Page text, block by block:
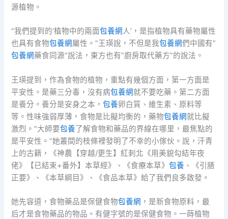
源植物。
“我們提到的‘植物中的兩面包養網人’，是指植物具有藥物屬性
也具有食物包養網屬性。”王瑛說，不但是我包養網們中國有”
包養網藥食同源”說法，東方也有”廚房取代藥方”的說法。
王瑛提到，作為食物的植物，重點有幾個方面，第一方面是
平安性。是藥三分毒，沒有病包養網就不要吃藥。第二方面
是養分。養分是安身之本，包養卵白質、維生素、原料等
等。性味強弱厚薄，食物是比擬均衡的，藥物包養網就比擬
激烈。”大師要包養了解食物和藥品的界線在哪里，最焦點的
是平安性。”她叢間的枝條裡發明了不幸的小傢伙。說，汗青
上的古籍，《神農【穿越/更生】紅刺北《用美貌勾結年夜
佬》【已結束+番外】本草經》、《食療本草》包養 、《引膳
正要》、《本草綱目》、《食品本草》給了我們良多啟發。
她先容道，食物藥品是保健食物包養網 ，是新食物原料，最
后才是食物藥品的物品。有健字號的是保健食物。一蒔植物